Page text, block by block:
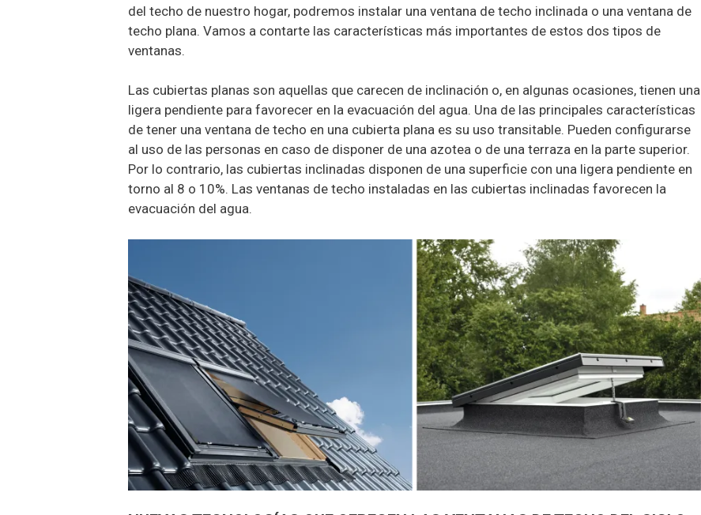
del techo de nuestro hogar, podremos instalar una ventana de techo inclinada o una ventana de
techo plana. Vamos a contarte las características más importantes de estos dos tipos de
ventanas.
Las cubiertas planas son aquellas que carecen de inclinación o, en algunas ocasiones, tienen una
ligera pendiente para favorecer en la evacuación del agua. Una de las principales características
de tener una ventana de techo en una cubierta plana es su uso transitable. Pueden configurarse
al uso de las personas en caso de disponer de una azotea o de una terraza en la parte superior.
Por lo contrario, las cubiertas inclinadas disponen de una superficie con una ligera pendiente en
torno al 8 o 10%. Las ventanas de techo instaladas en las cubiertas inclinadas favorecen la
evacuación del agua.